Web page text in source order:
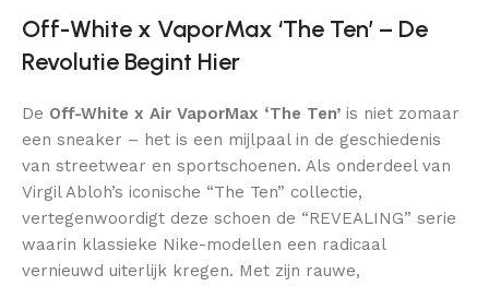
Off-White x VaporMax ‘The Ten’ – De
Revolutie Begint Hier
De Off-White x Air VaporMax ‘The Ten’ is niet zomaar
een sneaker – het is een mijlpaal in de geschiedenis
van streetwear en sportschoenen. Als onderdeel van
Virgil Abloh’s iconische “The Ten” collectie,
vertegenwoordigt deze schoen de “REVEALING” serie
waarin klassieke Nike-modellen een radicaal
vernieuwd uiterlijk kregen. Met zijn rauwe,